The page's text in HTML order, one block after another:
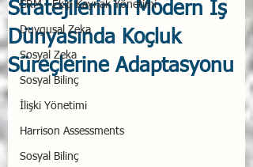
CRM - Ekip Kaynak Yönetimi
Duygusal Zeka
Sosyal Zeka
Sosyal Bilinç
İlişki Yönetimi
Harrison Assessments
Sosyal Bilinç
Stratejilerinin Modern İş
Dünyasında Koçluk
Süreçlerine Adaptasyonu